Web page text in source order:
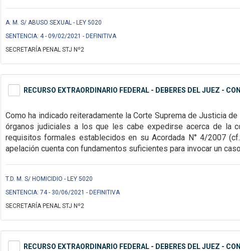
A. M. S/ ABUSO SEXUAL - LEY 5020
SENTENCIA: 4 - 09/02/2021 - DEFINITIVA
SECRETARÍA PENAL STJ Nº2
RECURSO EXTRAORDINARIO FEDERAL - DEBERES DEL JUEZ -
Como ha indicado reiteradamente la Corte Suprema de Justicia
órganos judiciales a los que les cabe expedirse acerca de la
requisitos formales establecidos en su Acordada N° 4/2007
apelación cuenta con fundamentos suficientes para invocar un
T.D. M. S/ HOMICIDIO - LEY 5020
SENTENCIA: 74 - 30/06/2021 - DEFINITIVA
SECRETARÍA PENAL STJ Nº2
RECURSO EXTRAORDINARIO FEDERAL - DEBERES DEL JUEZ -